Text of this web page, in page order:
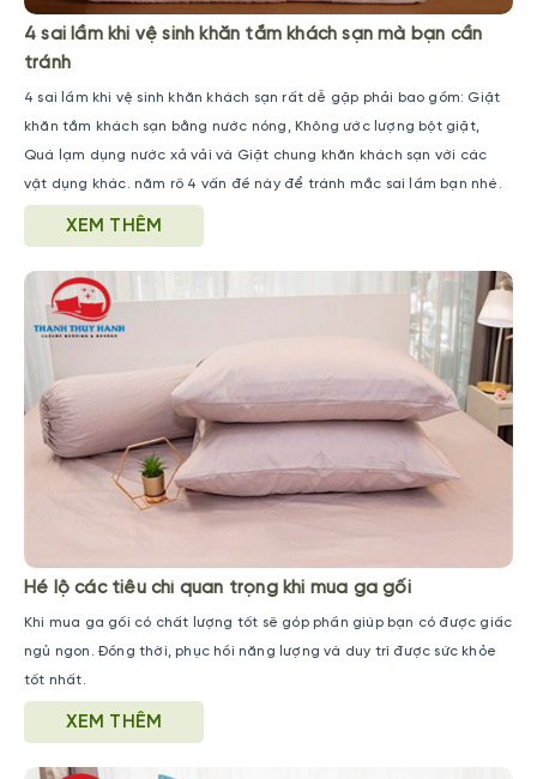
4 sai lầm khi vệ sinh khăn tắm khách sạn mà bạn cần
tránh
4 sai lầm khi vệ sinh khăn khách sạn rất dễ gặp phải bao gồm: Giặt
khăn tắm khách sạn bằng nước nóng, Không ước lượng bột giặt,
Quá lạm dụng nước xả vải và Giặt chung khăn khách sạn với các
vật dụng khác. năm rõ 4 vấn đề này để tránh mắc sai lầm bạn nhé.
XEM THÊM
Hé lộ các tiêu chí quan trọng khi mua ga gối
Khi mua ga gối có chất lượng tốt sẽ góp phần giúp bạn có được giấc
ngủ ngon. Đồng thời, phục hồi năng lượng và duy trì được sức khỏe
tốt nhất.
XEM THÊM